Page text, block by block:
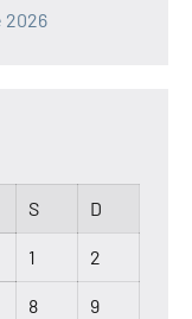
2026
S D
1 2
8 9